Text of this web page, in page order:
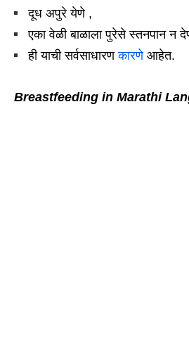
दूध अपुरे येणे ,
एका वेळी बाळाला पुरेसे स्तनपान न
ही याची सर्वसाधारणकारणेआहेत.
Breastfeeding in Marathi